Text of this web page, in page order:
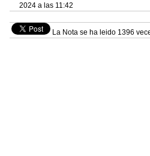
2024 a las 11:42
La Nota se ha leido 1396